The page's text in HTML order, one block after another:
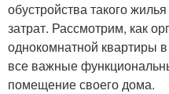
Скандинавский стиль
обустройства такого
затрат. Рассмотрим, как
однокомнатной квартиры
все важные
помещение своего дома.